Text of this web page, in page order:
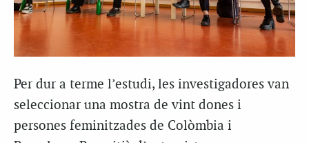
Per dur a terme l’estudi, les investigadores van
seleccionar una mostra de vint dones i
persones feminitzades de Colòmbia i